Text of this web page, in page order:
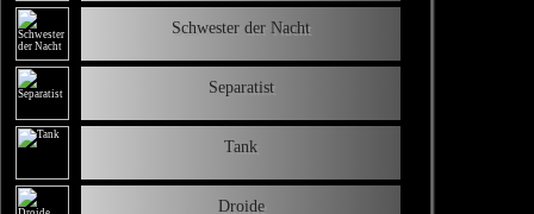
Schwester der Nacht
Separatist
Tank
Droide